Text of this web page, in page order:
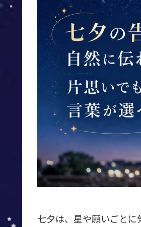
七夕は、星や願いごと